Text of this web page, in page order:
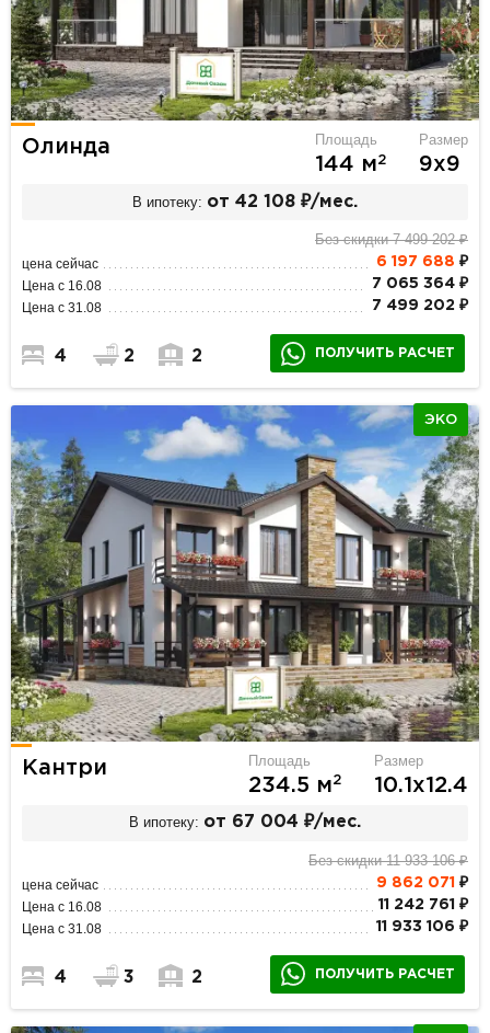
Олинда Площадь
144 м2
Размер
9х9
В ипотеку: от 42 108 ₽/мес.
Без скидки 7 499 202 ₽
цена сейчас 6 197 688 ₽
Цена с 16.08 7 065 364 ₽
Цена с 31.08 7 499 202 ₽
4 2 2 ПОЛУЧИТЬ РАСЧЕТ
ЭКО
Кантри Площадь
234.5 м2
Размер
10.1х12.4
В ипотеку: от 67 004 ₽/мес.
Без скидки 11 933 106 ₽
цена сейчас 9 862 071 ₽
Цена с 16.08 11 242 761 ₽
Цена с 31.08 11 933 106 ₽
4 3 2 ПОЛУЧИТЬ РАСЧЕТ